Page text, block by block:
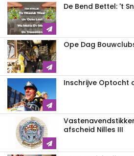
De Bend Bettel: 't
Ope Dag
Inschrijve Optocht
afscheid Nilles III